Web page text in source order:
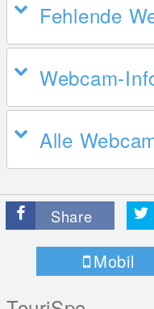
Fehlende
Webcam-
Alle
Share
Mobil